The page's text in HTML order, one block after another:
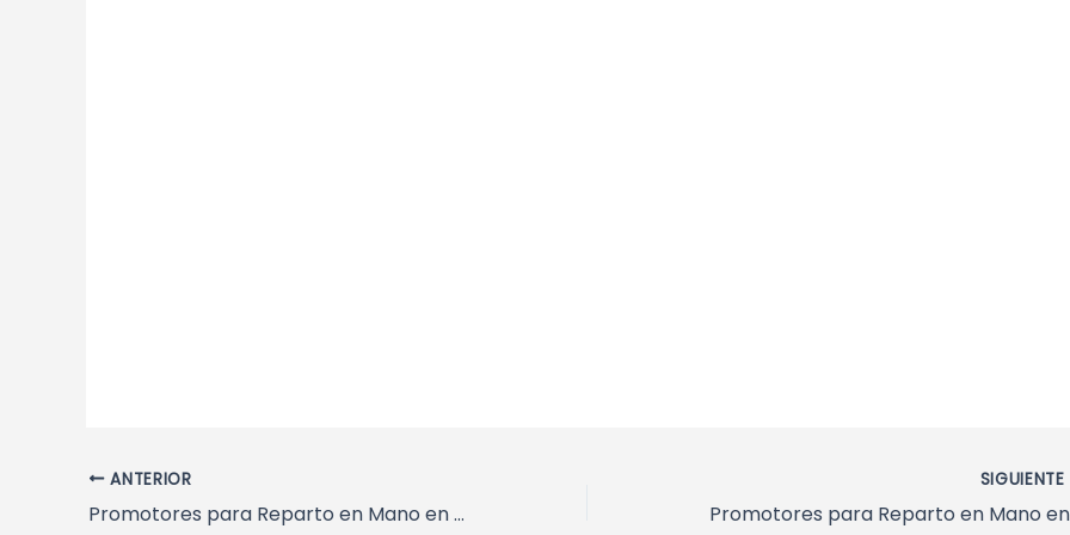
Navegación
de
ANTERIOR
Promotores para Reparto en Mano en Salou, Tarragona
SIGUIENTE